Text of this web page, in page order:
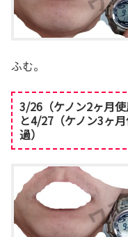
ふむ。
3/26（ケノン2ヶ月使
と4/27（ケノン3ヶ
過）